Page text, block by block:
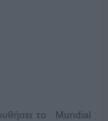
το Mundial